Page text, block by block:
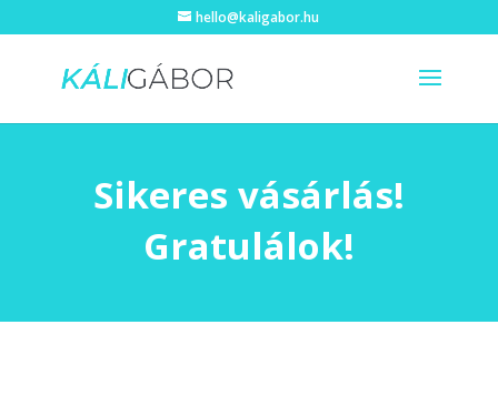
hello@kaligabor.hu
Sikeres vásárlás!
Gratulálok!